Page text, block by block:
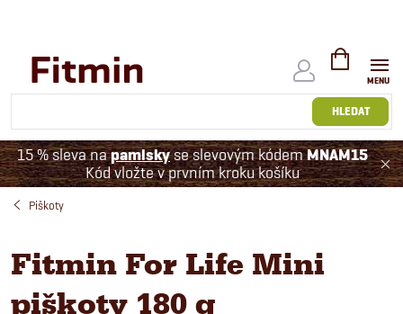
HLEDAT
NÁKUPNÍ
KOŠÍK
15 % sleva napamlskyse slevovým kódemMNAM15
Kód vložte v prvním kroku košíku
Piškoty
Fitmin For Life Mini
piškoty 180 g